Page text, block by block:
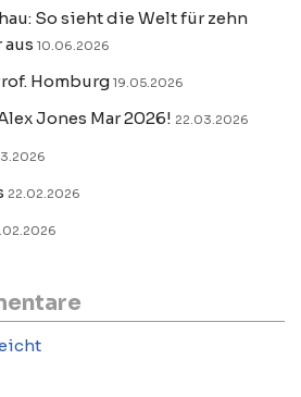
So sieht die Welt für zehn
10.06.2026
Homburg 19.05.2026
Jones Mar 2026! 22.03.2026
22.02.2026